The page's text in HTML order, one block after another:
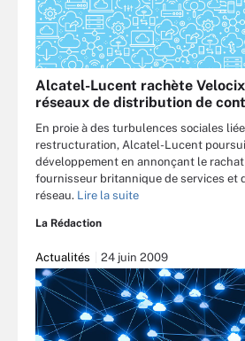
Alcatel-Lucent rachète
réseaux de distribution de
En proie à des turbulences sociales
restructuration, Alcatel-Lucent
développement en annonçant le rachat
fournisseur britannique de services et
réseau. Lire la suite
La Rédaction
Actualités 24 juin 2009